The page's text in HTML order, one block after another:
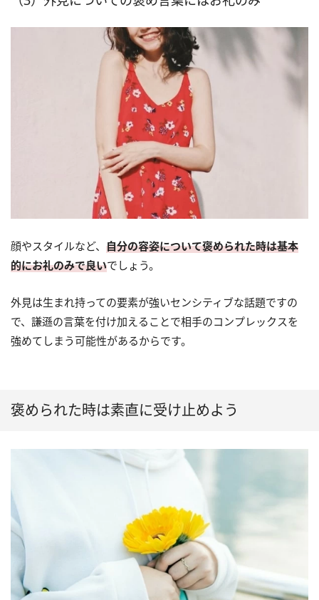
顔やスタイルなど、 自分の容姿について褒められた時は基本
的にお礼のみで良いでしょう。
外見は生まれ持っての要素が強いセンシティブな話題ですの
で、謙遜の言葉を付け加えることで相手のコンプレックスを
強めてしまう可能性があるからです。
褒められた時は素直に受け止めよう